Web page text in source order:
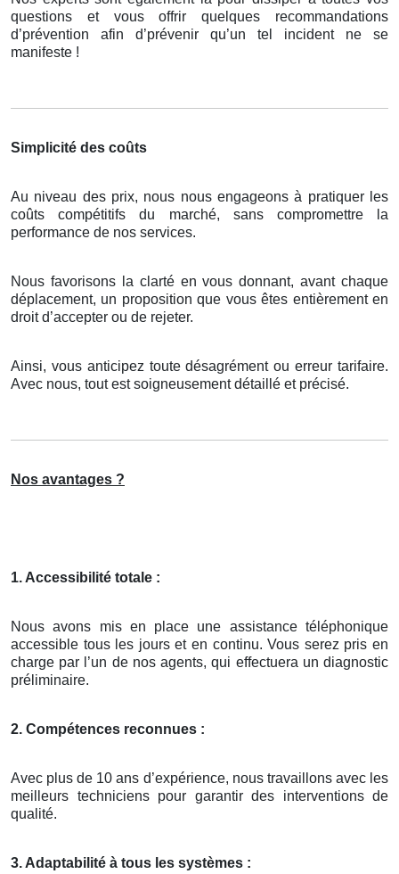
questions et vous offrir quelques recommandations
d’prévention afin d’prévenir qu’un tel incident ne se
manifeste !
Simplicité des coûts
Au niveau des prix, nous nous engageons à pratiquer les
coûts compétitifs du marché, sans compromettre la
performance de nos services.
Nous favorisons la clarté en vous donnant, avant chaque
déplacement, un proposition que vous êtes entièrement en
droit d’accepter ou de rejeter.
Ainsi, vous anticipez toute désagrément ou erreur tarifaire.
Avec nous, tout est soigneusement détaillé et précisé.
Nos avantages ?
1. Accessibilité totale :
Nous avons mis en place une assistance téléphonique
accessible tous les jours et en continu. Vous serez pris en
charge par l’un de nos agents, qui effectuera un diagnostic
préliminaire.
2. Compétences reconnues :
Avec plus de 10 ans d’expérience, nous travaillons avec les
meilleurs techniciens pour garantir des interventions de
qualité.
3. Adaptabilité à tous les systèmes :